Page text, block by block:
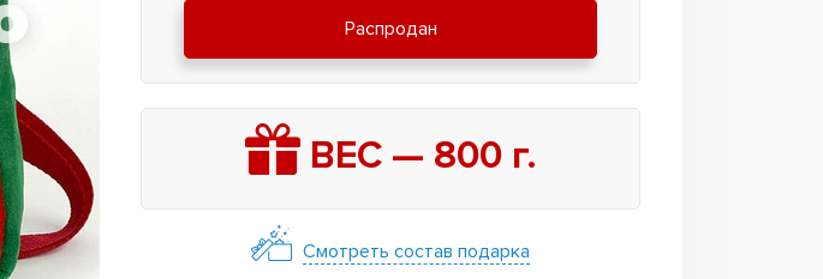
Распродан
ВЕС — 800г.
Смотреть состав подарка